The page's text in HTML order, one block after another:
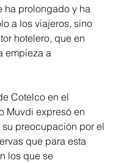
ha prolongado y ha
a los viajeros, sino
hotelero, que en
empieza a
Cotelco en el
Muvdi expresó en
preocupación por el
que para esta
los que se